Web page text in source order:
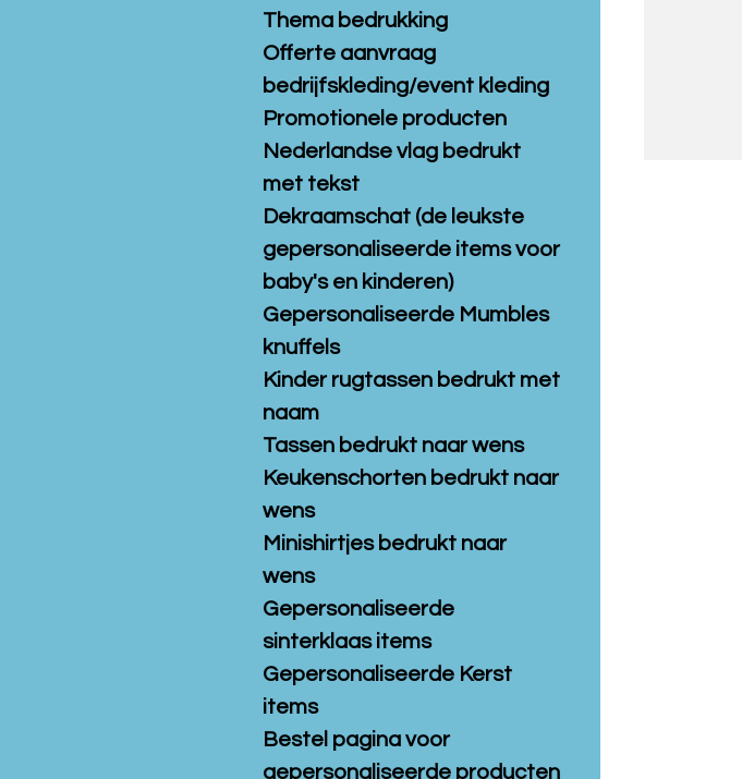
Thema bedrukking
Offerte aanvraag
bedrijfskleding/event kleding
Promotionele producten
Nederlandse vlag bedrukt
met tekst
Dekraamschat (de leukste
gepersonaliseerde items voor
baby's en kinderen)
Gepersonaliseerde Mumbles
knuffels
Kinder rugtassen bedrukt met
naam
Tassen bedrukt naar wens
Keukenschorten bedrukt naar
wens
Minishirtjes bedrukt naar
wens
Gepersonaliseerde
sinterklaas items
Gepersonaliseerde Kerst
items
Bestel pagina voor
gepersonaliseerde producten